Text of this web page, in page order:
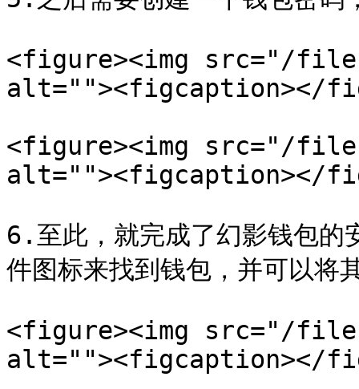
<figure><img src="/files/
alt=""><figcaption></
<figure><img src="/
alt=""><figcaption></
6.至此，就完成了幻影钱包的
件图标来找到钱包，并可以将
<figure><img src="/files/
alt=""><figcaption></